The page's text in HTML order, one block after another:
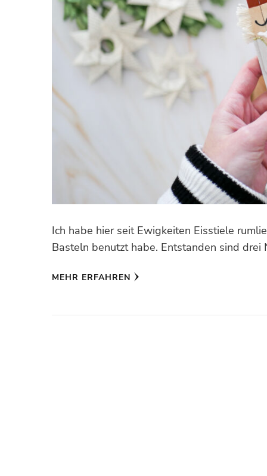
Ich habe hier seit Ewigkeiten Eisstiele
Basteln benutzt habe. Entstanden sind drei
MEHR ERFAHREN